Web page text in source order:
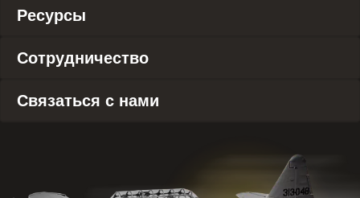
Ресурсы
Сотрудничество
Связаться с нами